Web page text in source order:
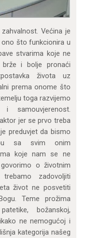
Većina je
što funkcionira u
stvarima koje ne
i bolje pronaći
života uz
prema onome što
toga razvijemo
samouvjerenost.
jer se prvo treba
preduvjet da bismo
sa svim onim
koje nam se ne
o životnim
zadovoljiti
život ne posvetiti
Teme prožima
božanskoj,
ne nemogućoj i
kategorija našeg